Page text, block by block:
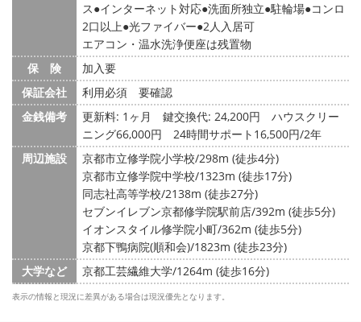
ス インターネット対応 洗面所独立 駐輪場 コンロ
2口以上 光ファイバー 2人入居可
エアコン・温水洗浄便座は残置物
保 険
加入要
保証会社
利用必須 要確認
金銭備考
更新料: 1ヶ月 鍵交換代: 24,200円
ハウスクリー
ニング66,000円 24時間サポート16,500円/2年
周辺施設
京都市立修学院小学校/298m (徒歩4分)
京都市立修学院中学校/1323m (徒歩17分)
同志社高等学校/2138m (徒歩27分)
セブンイレブン京都修学院駅前店/392m (徒歩5分)
イオンスタイル修学院小町/362m (徒歩5分)
京都下鴨病院(順和会)/1823m (徒歩23分)
大学など
京都工芸繊維大学/1264m (徒歩16分)
表示の情報と現況に差異がある場合は現況優先となります。